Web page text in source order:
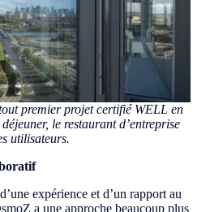
premier projet certifié WELL en
le restaurant d’entreprise
utilisateurs.
expérience et d’un rapport au
a une approche beaucoup plus